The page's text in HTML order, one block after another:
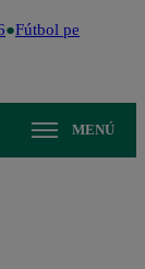
Fútbol peruano
MENÚ